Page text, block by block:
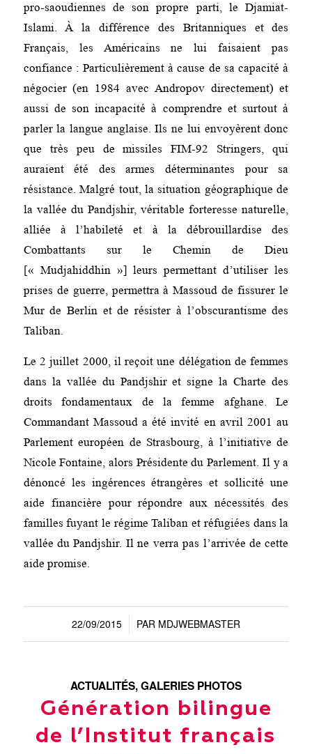
pro-saoudiennes de son propre parti, le Djamiat-
Islami. À la différence des Britanniques et des
Français, les Américains ne lui faisaient pas
confiance : Particulièrement à cause de sa capacité à
négocier (en 1984 avec Andropov directement) et
aussi de son incapacité à comprendre et surtout à
parler la langue anglaise. Ils ne lui envoyèrent donc
que très peu de missiles FIM-92 Stringers, qui
auraient été des armes déterminantes pour sa
résistance. Malgré tout, la situation géographique de
la vallée du Pandjshir, véritable forteresse naturelle,
alliée à l’habileté et à la débrouillardise des
Combattants sur le Chemin de Dieu
[« Mudjahiddhin »] leurs permettant d’utiliser les
prises de guerre, permettra à Massoud de fissurer le
Mur de Berlin et de résister à l’obscurantisme des
Taliban.
Le 2 juillet 2000, il reçoit une délégation de femmes
dans la vallée du Pandjshir et signe la Charte des
droits fondamentaux de la femme afghane. Le
Commandant Massoud a été invité en avril 2001 au
Parlement européen de Strasbourg, à l’initiative de
Nicole Fontaine, alors Présidente du Parlement. Il y a
dénoncé les ingérences étrangères et sollicité une
aide financière pour répondre aux nécessités des
familles fuyant le régime Taliban et réfugiées dans la
vallée du Pandjshir. Il ne verra pas l’arrivée de cette
aide promise.
22/09/2015
/ PAR MDJWEBMASTER
ACTUALITÉS,GALERIES PHOTOS
Génération bilingue
de l’Institut français